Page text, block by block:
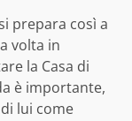
prepara così a
volta in
la Casa di
è importante,
lui come